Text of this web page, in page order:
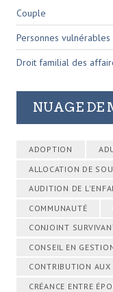
Couple
Personnes vulnérables
Droit familial des
NUAGE DE
ADOPTION
ALLOCATION DE
AUDITION DE
COMMUNAUTÉ
CONJOINT
CONSEIL EN
CONTRIBUTION AUX
CRÉANCE ENTRE